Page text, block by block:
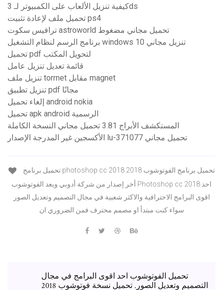
كيفية تنزيل الألعاب على الكمبيوتر لـ 3ds
تحميل ملف لإعادة تثبيت ps4
ترافيس سكوت astroworld تحميل مجاني مضغوط
برنامج الرسم لنظام التشغيل windows 10 تنزيل مجاني
تحميل pdf لتحويل المكتب
قائمة تعديل تنزيل عامل
تنزيل ملف torrnet مقابل magnet
تنزيل تطبيق pdf مجانًا
إلغاء تحميل android nokia
تحميل apk android الرسمية
المستكشف الأبراج 3.81 تحميل مجاني النسخة الكاملة
الأكسجين غير المدرجة الإصدار lu-371077 تحميل مجاني
أخر إصدار من شركة أدوبي ويعد الفوتوشوب Photoshop cc 2018 احد
اقوى البرامج الاحترافية والاكثر شعبية في مجال التصميم وتعديل الصور
سواء كنت مبتدأ او مصمم محترف فمن الضروري ان
تحميل الفوتوشوب احد اقوى البرامج في مجال
التصميم وتعديل الصور. تحميل نسخة فوتوشوب 2018